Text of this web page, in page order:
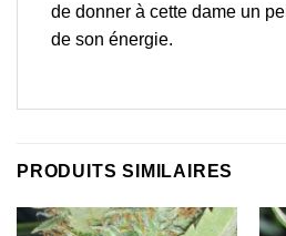
de donner à cette dame un
de son énergie.
PRODUITS SIMILAIRES